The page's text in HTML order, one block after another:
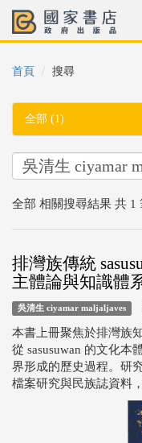
首頁 搜尋
全部 (1)
全部 相關搜尋結果 共 1
排灣族傳統
主體論與知識體
吳清生 ciyamar maljaljaves
本書上冊聚焦於排灣族
從 sasusuwan 的文化本
界形成的歷史過程。研
檔案研究與民族誌資料